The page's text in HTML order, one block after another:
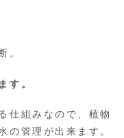
。
す。
仕組みなので、植物
の管理が出来ます。